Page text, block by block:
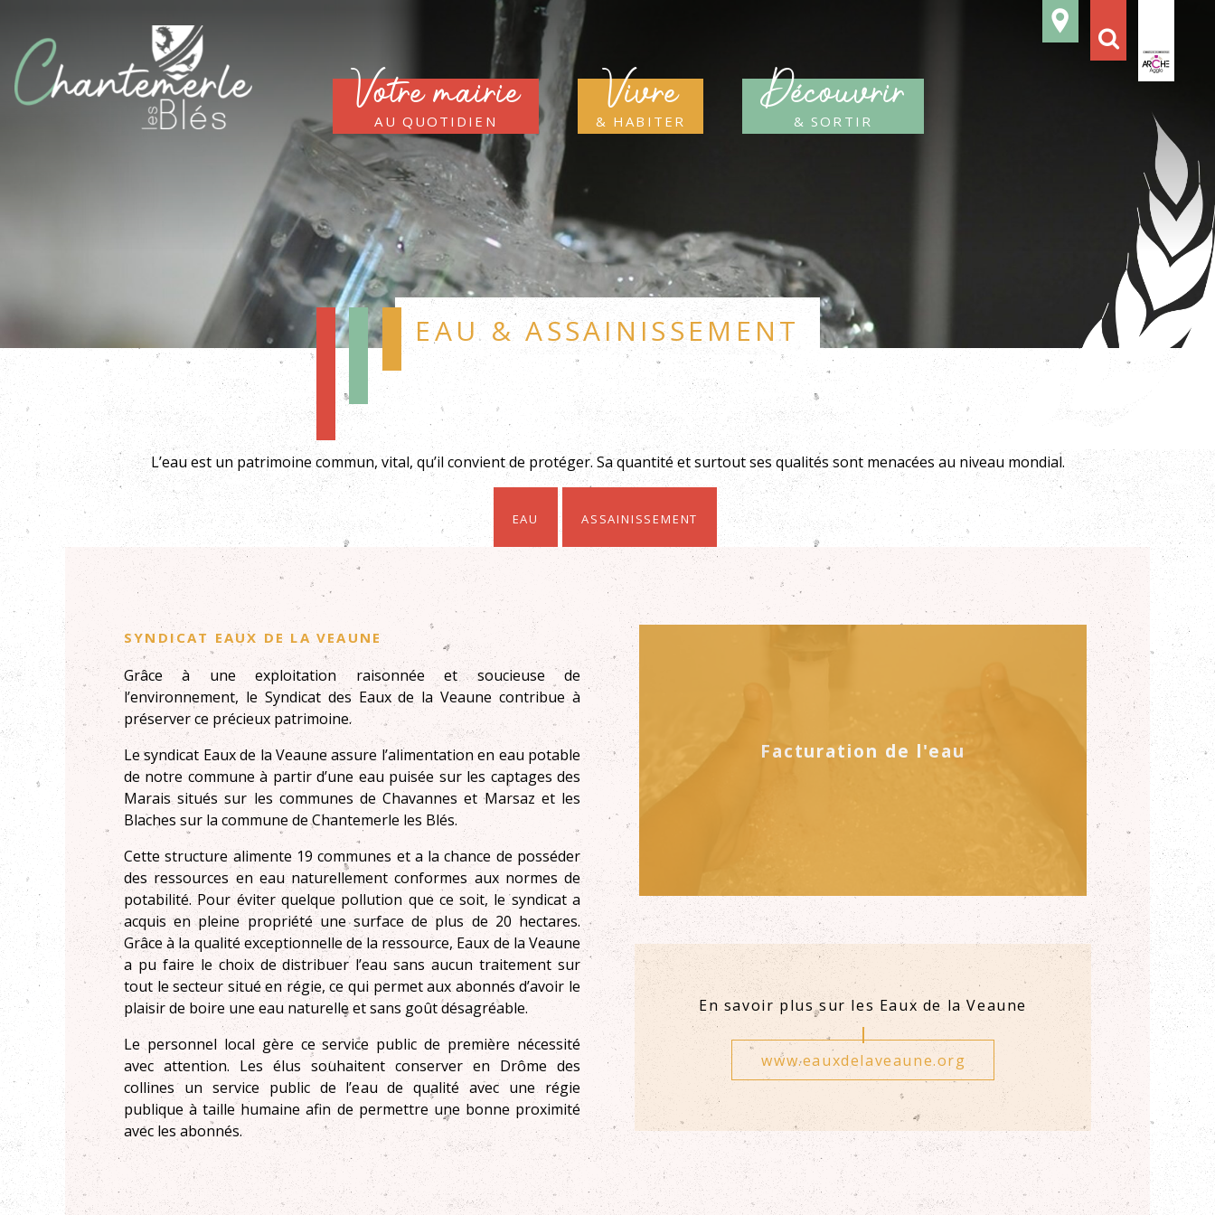
Votre mairie
au quotidien
Vivre
& habiter
Découvrir
& sortir
Eau & Assainissement
L’eau est un patrimoine commun, vital, qu’il convient de protéger. Sa quantité et surtout ses qualités sont menacées au niveau mondial.
Eau Assainissement
Syndicat Eaux de la Veaune
Grâce à une exploitation raisonnée et soucieuse de
l’environnement, le Syndicat des Eaux de la Veaune contribue à
préserver ce précieux patrimoine.
Le syndicat Eaux de la Veaune assure l’alimentation en eau potable
de notre commune à partir d’une eau puisée sur les captages des
Marais situés sur les communes de Chavannes et Marsaz et les
Blaches sur la commune de Chantemerle les Blés.
Cette structure alimente 19 communes et a la chance de posséder
des ressources en eau naturellement conformes aux normes de
potabilité. Pour éviter quelque pollution que ce soit, le syndicat a
acquis en pleine propriété une surface de plus de 20 hectares.
Grâce à la qualité exceptionnelle de la ressource, Eaux de la Veaune
a pu faire le choix de distribuer l’eau sans aucun traitement sur
tout le secteur situé en régie, ce qui permet aux abonnés d’avoir le
plaisir de boire une eau naturelle et sans goût désagréable.
Le personnel local gère ce service public de première nécessité
avec attention. Les élus souhaitent conserver en Drôme des
collines un service public de l’eau de qualité avec une régie
publique à taille humaine afin de permettre une bonne proximité
avec les abonnés.
Facturation de l'eau
En savoir plus sur les Eaux de la Veaune
www.eauxdelaveaune.org